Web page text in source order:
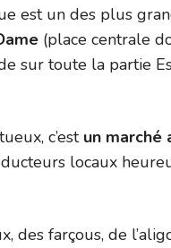
est un des plus
(place centrale
sur toute la partie
c’estun marché
locaux
des farçous, de